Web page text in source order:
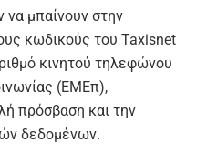
να μπαίνουν στην
κωδικούς του Taxisnet
κινητού τηλεφώνου
(ΕΜΕπ),
πρόσβαση και την
δεδομένων.